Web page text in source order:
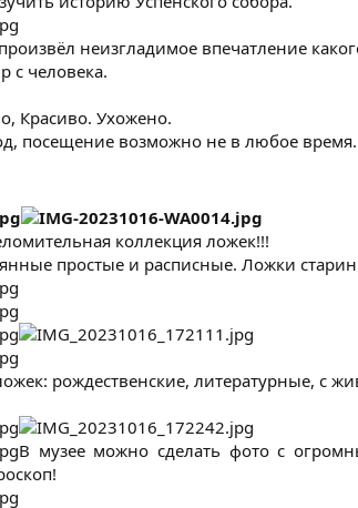
неизгладимое впечатление
с человека.
Красиво. Ухожено.
посещение возможно не в любое время.​
коллекция ложек!!!
простые и расписные. Ложки
рождественские, литературные, с
В музее можно сделать фото с